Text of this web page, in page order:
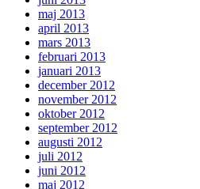
maj 2013
april 2013
mars 2013
februari 2013
januari 2013
december 2012
november 2012
oktober 2012
september 2012
augusti 2012
juli 2012
juni 2012
maj 2012